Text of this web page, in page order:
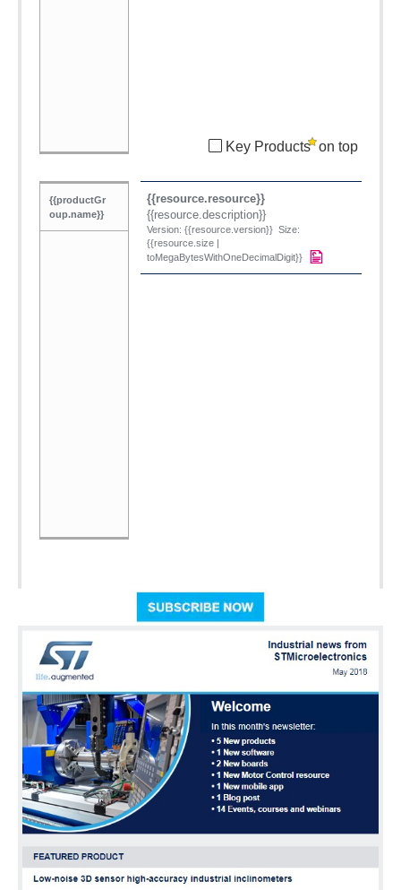
Key Products on top
{{productGr
oup.name}}
{{resource.resource}}
{{resource.description}}
Version: {{resource.version}} Size:
{{resource.size |
toMegaBytesWithOneDecimalDigit}}